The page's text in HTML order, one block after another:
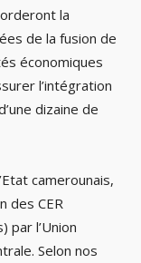
la
de la fusion de
économiques
l’intégration
dizaine de
camerounais,
des CER
par l’Union
Selon nos